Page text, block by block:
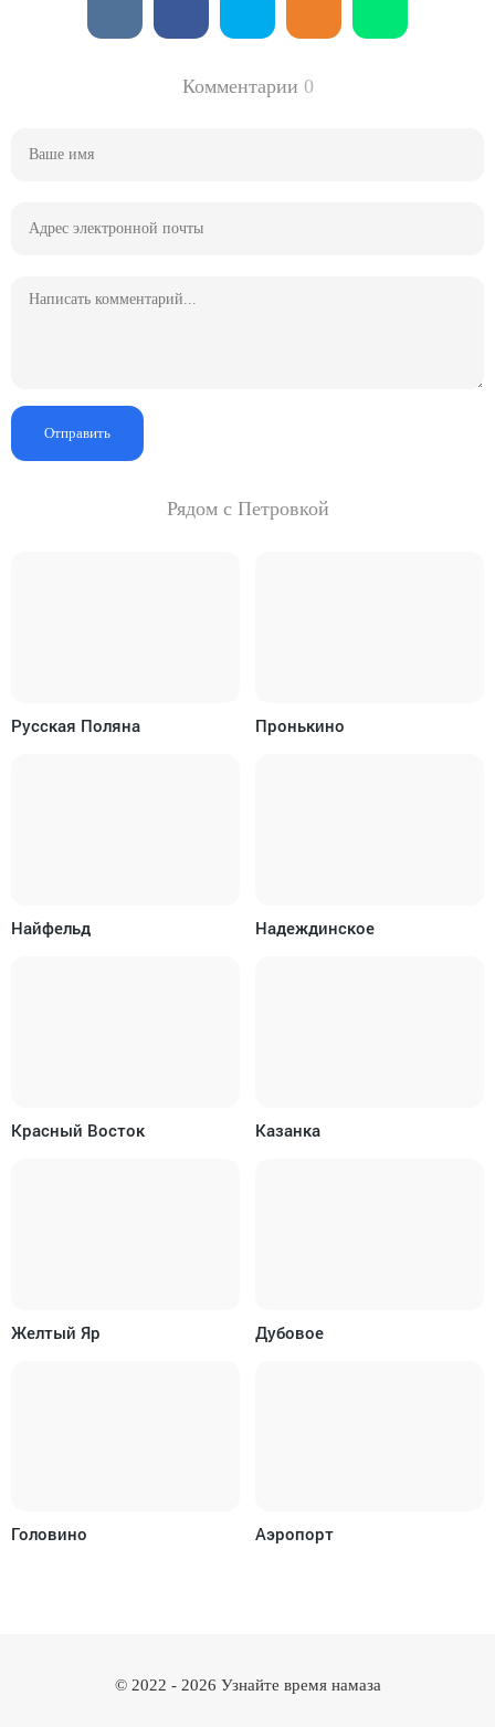
Комментарии 0
Отправить
Рядом с Петровкой
Русская Поляна Пронькино
Найфельд Надеждинское
Красный Восток Казанка
Желтый Яр Дубовое
Головино Аэропорт
© 2022 - 2026 Узнайте время намаза